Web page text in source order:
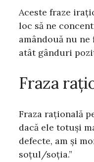
Aceste fraze
loc să ne
amândouă nu
atât gânduri
Fraza
Fraza rațională
dacă ele totuși
defecte, am și
soțul/soția.”